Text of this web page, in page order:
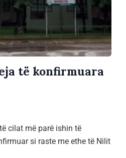
të konfirmuara
cilat më parë ishin të
si raste me ethe të Nilit